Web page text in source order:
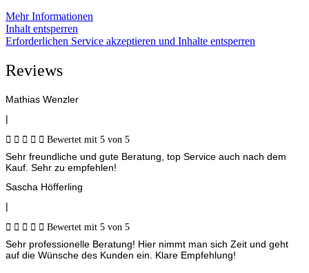
Mehr Informationen
Inhalt entsperren
Erforderlichen Service akzeptieren und Inhalte entsperren
Reviews
Mathias Wenzler
|
     Bewertet mit 5 von 5
Sehr freundliche und gute Beratung, top Service auch nach dem
Kauf. Sehr zu empfehlen!
Sascha Höfferling
|
     Bewertet mit 5 von 5
Sehr professionelle Beratung! Hier nimmt man sich Zeit und geht
auf die Wünsche des Kunden ein. Klare Empfehlung!